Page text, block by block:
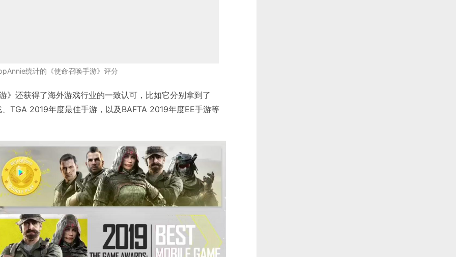
统计的《使命召唤手游》评分
TGA 2019年度最佳手游，以及BAFTA 2019年度EE手游等